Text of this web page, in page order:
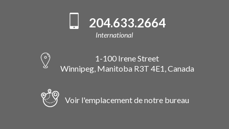
204.633.2664
International
1-100 Irene Street
Winnipeg, Manitoba R3T 4E1, Canada
Voir l'emplacement de notre bureau